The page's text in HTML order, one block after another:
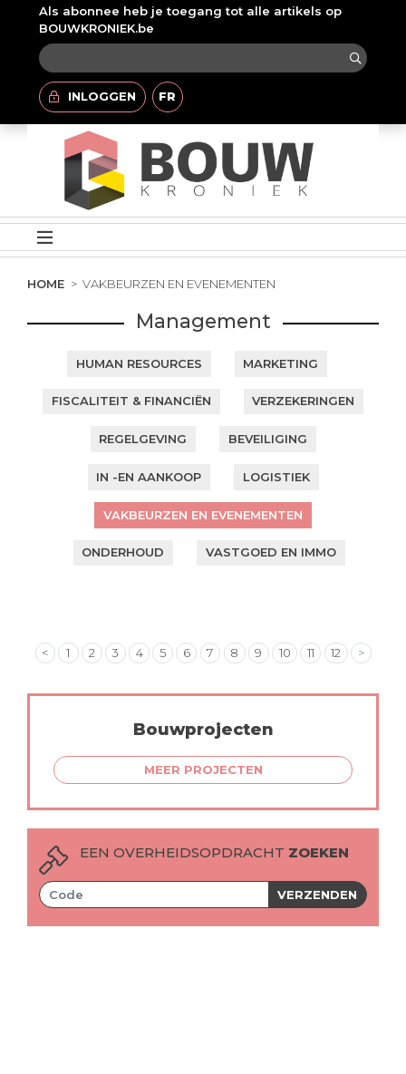
Als abonnee heb je toegang tot alle artikels op
BOUWKRONIEK.be
INLOGGEN FR
HOME VAKBEURZEN EN EVENEMENTEN
Management
HUMAN RESOURCES MARKETING
FISCALITEIT & FINANCIËN VERZEKERINGEN
REGELGEVING BEVEILIGING
IN -EN AANKOOP LOGISTIEK
VAKBEURZEN EN EVENEMENTEN
ONDERHOUD VASTGOED EN IMMO
< 1 2 3 4 5 6 7 8 9 10 11 12 >
Bouwprojecten
MEER PROJECTEN
EEN OVERHEIDSOPDRACHT ZOEKEN
VERZENDEN